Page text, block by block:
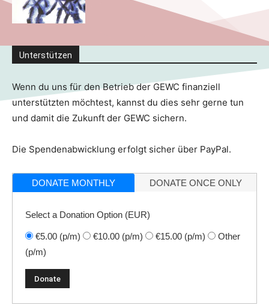
Unterstützen
Wenn du uns für den Betrieb der GEWC finanziell
unterstützten möchtest, kannst du dies sehr gerne tun
und damit die Zukunft der GEWC sichern.
Die Spendenabwicklung erfolgt sicher über PayPal.
DONATE MONTHLY DONATE ONCE ONLY
Select a Donation Option (EUR)
€5.00 (p/m) €10.00 (p/m) €15.00 (p/m)
Other
(p/m)